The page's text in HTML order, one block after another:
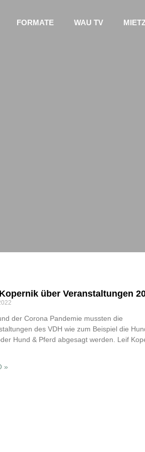
FORMATE WAU TV
über Veranstaltungen
der Corona Pandemie mussten die
des VDH wie zum Beispiel die
Hund & Pferd abgesagt werden. Leif
»